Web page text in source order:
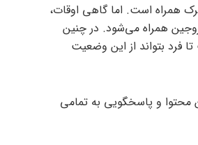
همراه است. اما گاهی اوقات،
زوجین همراه می‌شود. در چنین
فرد بتواند از این وضعیت
محتوا و پاسخگویی به تمامی